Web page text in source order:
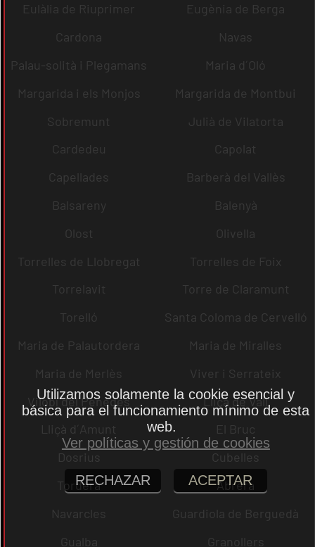
Eulàlia de Riuprimer
Eugènia de Berga
Cardona
Navas
Palau-solità i Plegamans
Maria d´Oló
Margarida i els Monjos
Margarida de Montbui
Sobremunt
Julià de Vilatorta
Cardedeu
Capolat
Capellades
Barberà del Vallès
Balsareny
Balenyà
Olost
Olivella
Torrelles de Llobregat
Torrelles de Foix
Torrelavit
Torre de Claramunt
Torelló
Santa Coloma de Cervelló
Maria de Palautordera
Maria de Miralles
Maria de Merlès
Viver i Serrateix
Vilobí del Penedès
Lliçà de Vall
Lliçà d´Amunt
El Bruc
Dosrius
Cubelles
Tordera
Abrera
Navarcles
Guardiola de Berguedà
Gualba
Granollers
Utilizamos solamente la cookie esencial y
básica para el funcionamiento mínimo de esta
web.
Ver políticas y gestión de cookies
RECHAZAR ACEPTAR